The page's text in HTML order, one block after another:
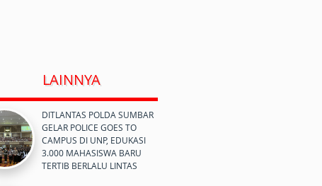
LAINNYA
DITLANTAS POLDA SUMBAR
GELAR POLICE GOES TO
CAMPUS DI UNP, EDUKASI
3.000 MAHASISWA BARU
TERTIB BERLALU LINTAS